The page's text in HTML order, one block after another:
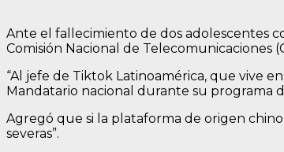
Ante el fallecimiento de dos adolescentes
Comisión Nacional de
“Al jefe de Tiktok Latinoamérica, que vive
Mandatario nacional durante su programa
Agregó que si la plataforma de origen chino
severas”.